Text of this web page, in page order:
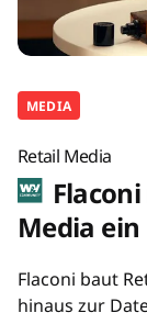
MEDIA
Retail Media
Media
Flaconi baut
hinaus zur